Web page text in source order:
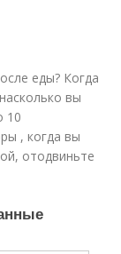
еды? Когда
вы
10
, когда вы
отодвиньте